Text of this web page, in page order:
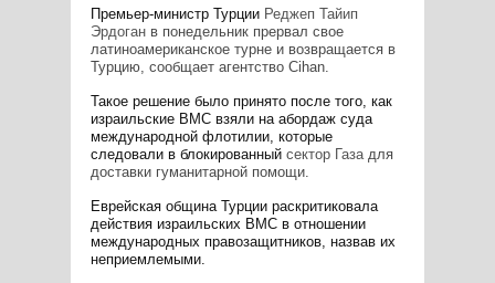
Премьер-министр Турции Реджеп Тайип
Эрдоганв понедельник прервал свое
латиноамериканское турне и возвращается в
Турцию, сообщает агентство Cihan.
Такое решение было принято после того, как
израильские ВМС взяли на абордаж суда
международной флотилии, которые
следовали в блокированный сектор Газадля
доставки гуманитарной помощи.
Еврейская община Турции раскритиковала
действия израильских ВМС в отношении
международных правозащитников, назвав их
неприемлемыми.